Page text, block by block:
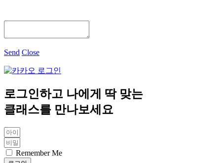
Send Close
로그인하고 나에게 딱 맞는
클래스를 만나보세요
Remember Me